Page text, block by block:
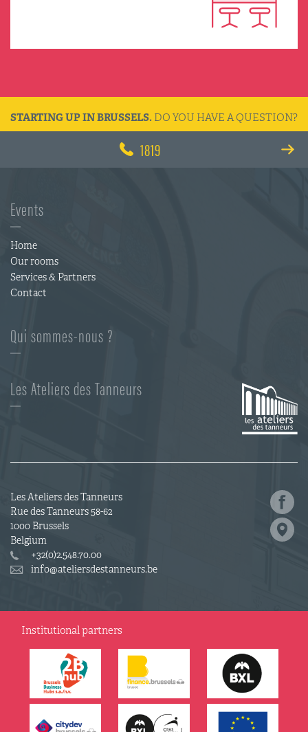
STARTING UP IN BRUSSELS. DO YOU HAVE A QUESTION?
1819
Events
Home
Our rooms
Services & Partners
Contact
Qui sommes-nous ?
Les Ateliers des Tanneurs
Les Ateliers des Tanneurs
Rue des Tanneurs 58-62
1000 Brussels
Belgium
+32(0)2.548.70.00
info@ateliersdestanneurs.be
Institutional partners